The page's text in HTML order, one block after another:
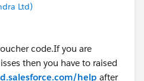
Ltd)
code.If you are
then you have to raised
help after